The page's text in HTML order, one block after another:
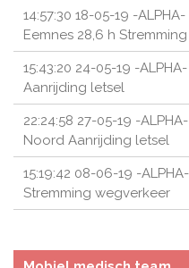
14:57:30 18-05-19 -
Eemnes 28,6 h
15:43:20 24-05-19 -
Aanrijding letsel
22:24:58 27-05-19 -
Noord Aanrijding letsel
15:19:42 08-06-19 -
Stremming wegverkeer